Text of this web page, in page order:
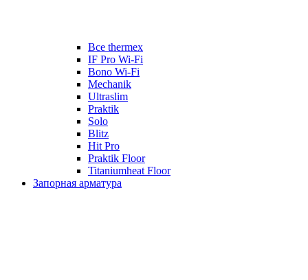
Все thermex
IF Pro Wi-Fi
Bono Wi-Fi
Mechanik
Ultraslim
Praktik
Solo
Blitz
Hit Pro
Praktik Floor
Titaniumheat Floor
Запорная арматура